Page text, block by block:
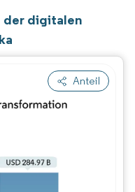
der digitalen
Anteil